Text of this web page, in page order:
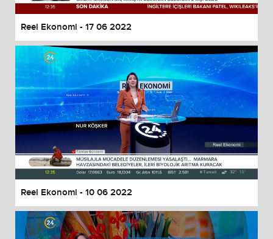
Reel Ekonomi - 17 06 2022
Reel Ekonomi - 10 06 2022